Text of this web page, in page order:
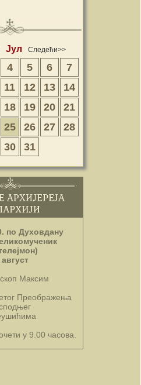
Јул Следећи>>
4 5 6
7
11 12 13
14
18 19 20
21
25 26 27
28
30 31
по Духовдану
Максим
Преображења
у 9.00 часова.